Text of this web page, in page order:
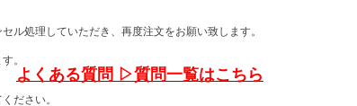
ル処理していただき、再度注文をお願い致します。
。
よくある質問 ▷質問一覧はこちら
ださい。